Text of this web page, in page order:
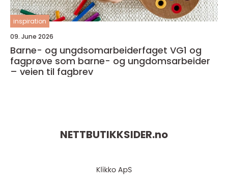
inspiration
09. June 2026
Barne- og ungdsomarbeiderfaget VG1 og
fagprøve som barne- og ungdomsarbeider
– veien til fagbrev
NETTBUTIKKSIDER.no